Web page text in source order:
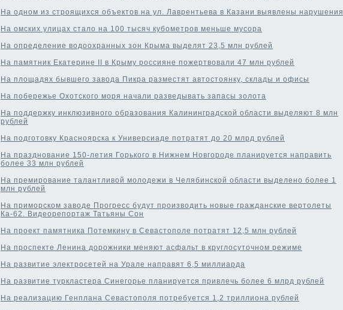
На одном из строящихся объектов на ул. Лаврентьева в Казани выявлены нарушения
На омских улицах стало на 100 тысяч кубометров меньше мусора
На определение водоохранных зон Крыма выделят 23,5 млн рублей
На памятник Екатерине II в Крыму россияне пожертвовали 47 млн рублей
На площадях бывшего завода Пикра разместят автостоянку, склады и офисы
На побережье Охотского моря начали разведывать запасы золота
На поддержку инклюзивного образования Калининградской области выделяют 8 млн
рублей
На подготовку Красноярска к Универсиаде потратят до 20 млрд рублей
На празднование 150-летия Горького в Нижнем Новгороде планируется направить
более 33 млн рублей
На премирование талантливой молодежи в Челябинской области выделено более 1
млн рублей
На приморском заводе Прогресс будут производить новые гражданские вертолеты
Ка-62. Видеорепортаж Татьяны Сон
На проект памятника Потемкину в Севастополе потратят 12,5 млн рублей
На проспекте Ленина дорожники меняют асфальт в круглосуточном режиме
На развитие электросетей на Урале направят 6,5 миллиарда
На развитие туркластера Синегорье планируется привлечь более 6 млрд рублей
На реализацию Генплана Севастополя потребуется 1,2 триллиона рублей